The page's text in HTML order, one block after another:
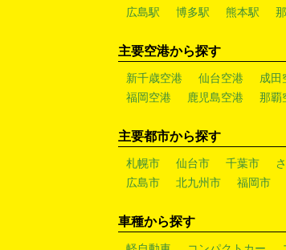
広島駅
博多駅 熊本駅
主要空港から探す
新千歳空港 仙台空港 成田
福岡空港
鹿児島空港 那覇
主要都市から探す
札幌市 仙台市 千葉市
広島市
北九州市 福岡市
車種から探す